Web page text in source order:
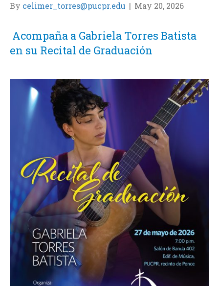
By celimer_torres@pucpr.edu | May 20, 2026
Acompaña a Gabriela Torres Batista
en su Recital de Graduación